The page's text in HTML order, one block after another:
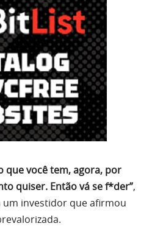
que você tem, agora, por
quiser. Então vá se f*der”,
um investidor que afirmou